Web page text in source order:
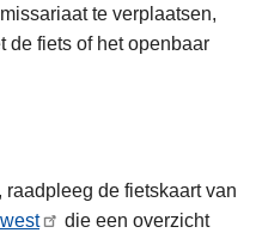
te verplaatsen,
de fiets of het openbaar
de fietskaart van
die een overzicht